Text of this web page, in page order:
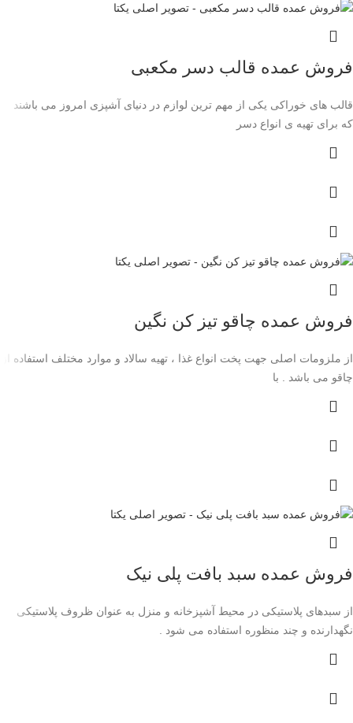
فروش عمده قالب دسر مکعبی
قالب های خوراکی یکی از مهم ترین لوازم در دنیای آشپزی امروز می باشند
که برای تهیه ی انواع دسر
فروش عمده چاقو تیز کن نگین
از ملزومات اصلی جهت پخت انواع غذا ، تهیه سالاد و موارد مختلف استفاده از
چاقو می باشد . با
فروش عمده سبد بافت پلی نیک
از سبدهای پلاستیکی در محیط آشپزخانه و منزل به ‌عنوان ظروف پلاستیکی
نگهدارنده و چند منظوره استفاده می شود .